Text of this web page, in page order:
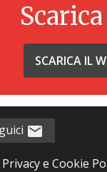
SCARICA IL
Privacy e Cookie